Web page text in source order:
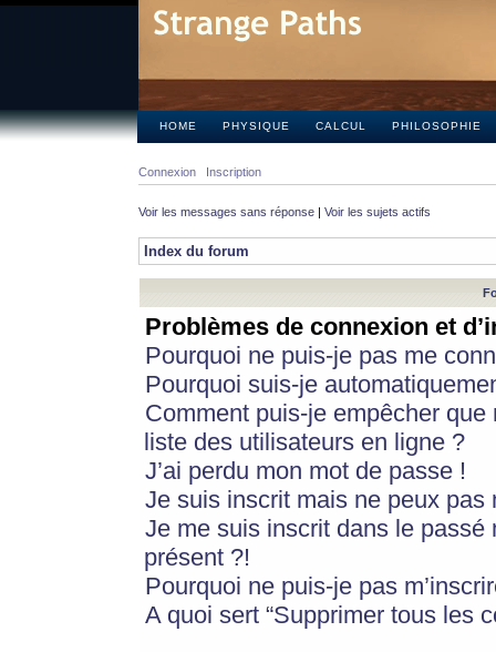
HOME PHYSIQUE CALCUL PHILOSOPHIE
Connexion Inscription
Voir les messages sans réponse | Voir les sujets actifs
Index du forum
Problèmes de connexion et
Pourquoi ne puis-je pas me
Pourquoi suis-je
Comment puis-je empêcher
liste des utilisateurs en ligne ?
J’ai perdu mon mot de passe !
Je suis inscrit mais ne peux pas
Je me suis inscrit dans le
présent ?!
Pourquoi ne puis-je pas
A quoi sert “Supprimer tous les